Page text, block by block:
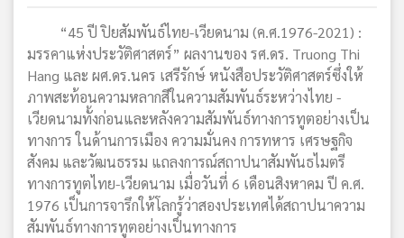
“45 ปี ปิยสัมพันธ์ไทย-เวียดนาม (ค.ศ.1976-2021) :
มรรคาแห่งประวัติศาสตร์” ผลงานของ รศ.ดร. Truong Thi
Hang และ ผศ.ดร.นคร เสรีรักษ์ หนังสือประวัติศาสตร์ซึ่งให้
ภาพสะท้อนความหลากสีในความสัมพันธ์ระหว่างไทย -
เวียดนามทั้งก่อนและหลังความสัมพันธ์ทางการทูตอย่างเป็น
ทางการ ในด้านการเมือง ความมั่นคง การทหาร เศรษฐกิจ
สังคม และวัฒนธรรม แถลงการณ์สถาปนาสัมพันธไมตรี
ทางการทูตไทย-เวียดนาม เมื่อวันที่ 6 เดือนสิงหาคม ปี ค.ศ.
1976 เป็นการจารึกให้โลกรู้ว่าสองประเทศได้สถาปนาความ
สัมพันธ์ทางการทูตอย่างเป็นทางการ